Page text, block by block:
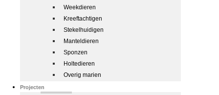
Weekdieren
Kreeftachtigen
Stekelhuidigen
Manteldieren
Sponzen
Holtedieren
Overig marien
Projecten